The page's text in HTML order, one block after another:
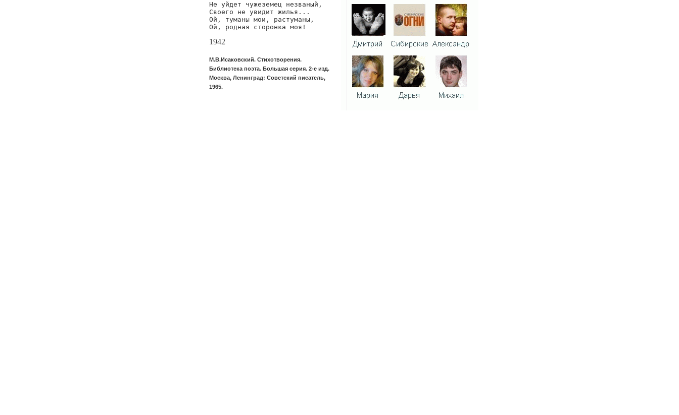
Не уйдет чужеземец незваный,
Своего не увидит жилья...
Ой, туманы мои, растуманы,
Ой, родная сторонка моя!
1942
М.В.Исаковский. Стихотворения.
Библиотека поэта. Большая серия. 2-е изд.
Москва, Ленинград: Советский писатель,
1965.